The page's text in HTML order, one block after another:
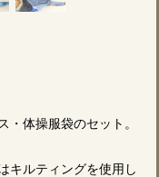
・体操服袋のセット。
キルティングを使用し